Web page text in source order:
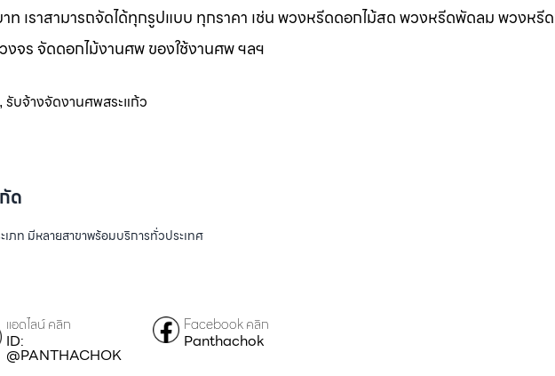
เราสามารถจัดได้ทุกรูปแบบ ทุกราคา เช่น พวงหรีดดอกไม้สด พวงหรีดพัดลม พวงหรี
จร จัดดอกไม้งานศพ ของใช้งานศพ ฯลฯ
, รับจ้างจัดงานศพสระแก้ว
ด
ภท มีหลายสาขาพร้อมบริการทั่วประเทศ
แอดไลน์ คลิก
ID:
@PANTHACHOK
Facebook คลิก
Panthachok